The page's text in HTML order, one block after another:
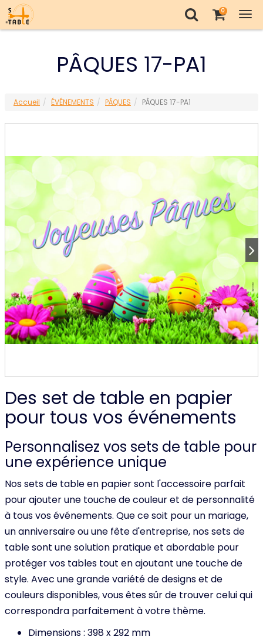
0
PÂQUES 17-PA1
Accueil ÉVÉNEMENTS PÂQUES PÂQUES 17-PA1
Des set de table en papier
pour tous vos événements
Personnalisez vos sets de table pour
une expérience unique
Nos sets de table en papier sont l'accessoire parfait
pour ajouter une touche de couleur et de personnalité
à tous vos événements. Que ce soit pour un mariage,
un anniversaire ou une fête d'entreprise, nos sets de
table sont une solution pratique et abordable pour
protéger vos tables tout en ajoutant une touche de
style. Avec une grande variété de designs et de
couleurs disponibles, vous êtes sûr de trouver celui qui
correspondra parfaitement à votre thème.
Dimensions : 398 x 292 mm